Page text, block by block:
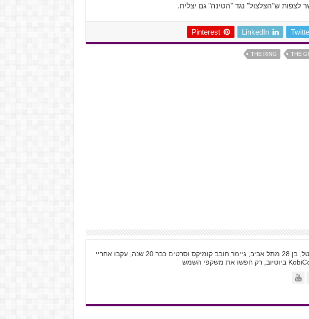
ש"הצלצול" נגד "הטינה" גם יצליח.
LinkedIn
Pinterest
THE
THE RING
שמי קובי רוזנטל, בן 28 מתל אביב, גיימר חובב קומיקס וסרטים כבר 20 שנה, עקבו אחריי